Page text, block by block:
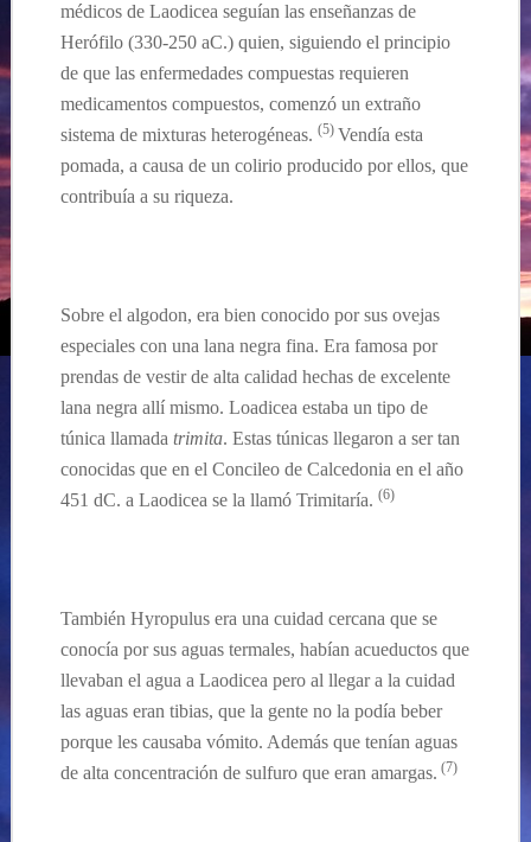
médicos de Laodicea seguían las enseñanzas de
Herófilo (330-250 aC.) quien, siguiendo el principio
de que las enfermedades compuestas requieren
medicamentos compuestos, comenzó un extraño
sistema de mixturas heterogéneas. (5) Vendía esta
pomada, a causa de un colirio producido por ellos, que
contribuía a su riqueza.
Sobre el algodon, era bien conocido por sus ovejas
especiales con una lana negra fina. Era famosa por
prendas de vestir de alta calidad hechas de excelente
lana negra allí mismo. Loadicea estaba un tipo de
túnica llamada trimita. Estas túnicas llegaron a ser tan
conocidas que en el Concileo de Calcedonia en el año
451 dC. a Laodicea se la llamó Trimitaría. (6)
También Hyropulus era una cuidad cercana que se
conocía por sus aguas termales, habían acueductos que
llevaban el agua a Laodicea pero al llegar a la cuidad
las aguas eran tibias, que la gente no la podía beber
porque les causaba vómito. Además que tenían aguas
de alta concentración de sulfuro que eran amargas. (7)